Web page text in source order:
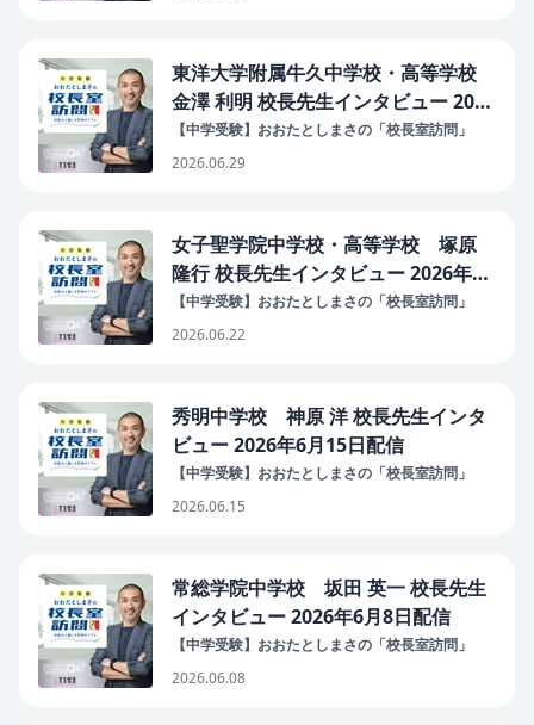
東洋大学附属牛久中学校・高等学校
金澤 利明 校長先生インタビュー 2026
年6月29日配信
【中学受験】おおたとしまさの「校長室訪問」
2026.06.29
女子聖学院中学校・高等学校 塚原
隆行 校長先生インタビュー 2026年6
月22日配信
【中学受験】おおたとしまさの「校長室訪問」
2026.06.22
秀明中学校 神原 洋 校長先生インタ
ビュー 2026年6月15日配信
【中学受験】おおたとしまさの「校長室訪問」
2026.06.15
常総学院中学校 坂田 英一 校長先生
インタビュー 2026年6月8日配信
【中学受験】おおたとしまさの「校長室訪問」
2026.06.08